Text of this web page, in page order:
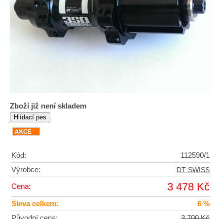
Zboží již není skladem
Kód:
112590/1
Výrobce:
DT SWISS
Cena: 3 478 Kč
Sleva celkem:
6 %